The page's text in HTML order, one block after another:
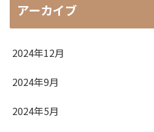
アーカイブ
2024年12月
2024年9月
2024年5月